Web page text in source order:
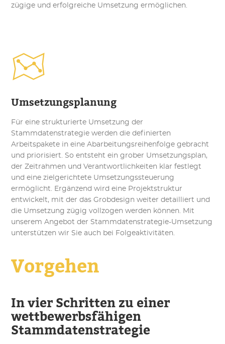
zügige und erfolgreiche Umsetzung ermöglichen.
Umsetzungsplanung
Für eine strukturierte Umsetzung der
Stammdatenstrategie werden die definierten
Arbeitspakete in eine Abarbeitungsreihenfolge gebracht
und priorisiert. So entsteht ein grober Umsetzungsplan,
der Zeitrahmen und Verantwortlichkeiten klar festlegt
und eine zielgerichtete Umsetzungssteuerung
ermöglicht. Ergänzend wird eine Projektstruktur
entwickelt, mit der das Grobdesign weiter detailliert und
die Umsetzung zügig vollzogen werden können. Mit
unserem Angebot der Stammdatenstrategie-Umsetzung
unterstützen wir Sie auch bei Folgeaktivitäten.
Vorgehen
In vier Schritten zu einer
wettbewerbsfähigen
Stammdatenstrategie